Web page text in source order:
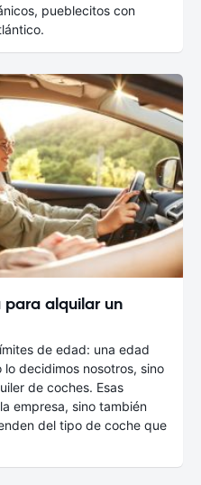
pueblecitos con
para alquilar un
de edad: una edad
lo decidimos nosotros, sino
de coches. Esas
empresa, sino también
del tipo de coche que